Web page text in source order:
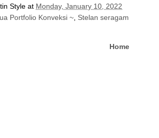
Style at Monday, January 10, 2022
Portfolio Konveksi ~ Stelan seragam
Home